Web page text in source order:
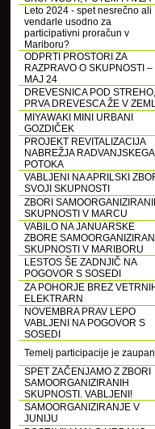
Leto 2024 - spet nesrečno ali
vendarle usodno za
participativni proračun v
Mariboru?
ODPRTI PROSTORI ZA
RAZPRAVO O SKUPNOSTI –
MAJ 24
DREVESNICA POD STREHO,
PRVA DREVESCA ŽE V
MIYAWAKI MINI URBANI
GOZDIČEK
PROJEKT REVITALIZACIJA
NABREŽJA RADVANJSKEGA
POTOKA
VABLJENI NA APRILSKI
SVOJI SKUPNOSTI
ZBORI
SKUPNOSTI V MARCU
VABILO NA JANUARSKE
ZBORE
SKUPNOSTI V MARIBORU
LESTOS ŠE ZADNJIČ NA
POGOVOR S SOSEDI
ZA POHORJE BREZ
ELEKTRARN
NOVEMBRA PRAV LEPO
VABLJENI NA POGOVOR S
SOSEDI
Temelj participacije je
SPET ZAČENJAMO Z ZBORI
SAMOORGANIZIRANIH
SKUPNOSTI. VABLJENI!
SAMOORGANIZIRANJE V
JUNIJU